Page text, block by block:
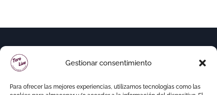
Gestionar consentimiento
Para ofrecer las mejores experiencias, utilizamos tecnologías como las